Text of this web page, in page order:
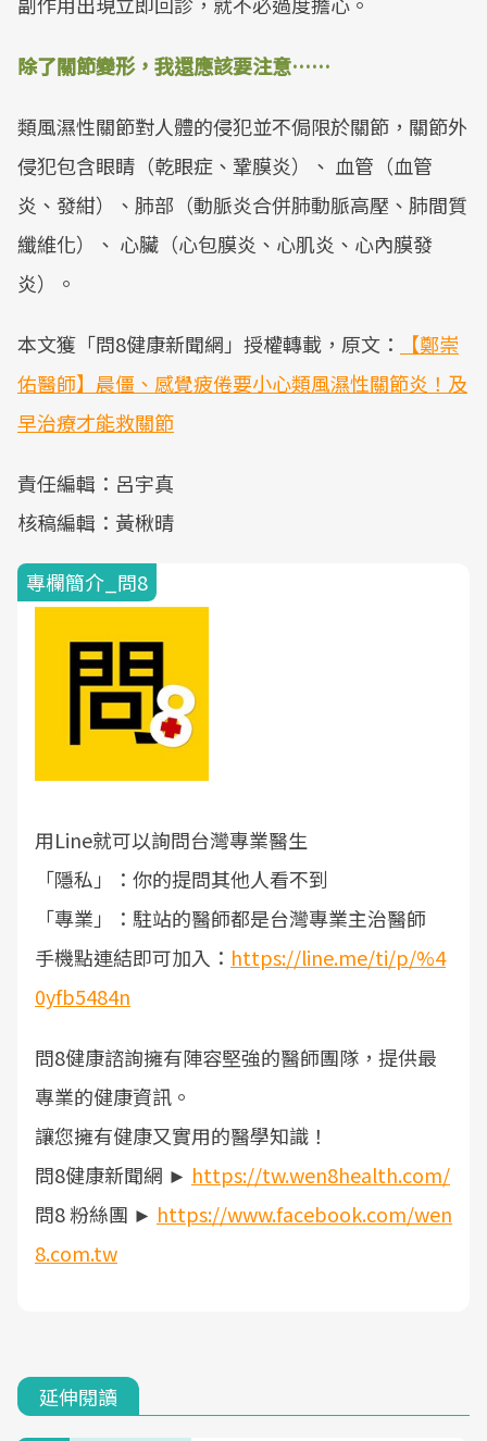
除了關節變形，我還應該要注意……
類風濕性關節對人體的侵犯並不侷限於關節，關節外
侵犯包含眼睛（乾眼症、鞏膜炎）、 血管（血管
炎、發紺）、肺部（動脈炎合併肺動脈高壓、肺間質
纖維化）、 心臟（心包膜炎、心肌炎、心內膜發
炎）。
本文獲「問8健康新聞網」授權轉載，原文：
【鄭崇
佑醫師】晨僵、感覺疲倦要小心類風濕性關節炎！及
早治療才能救關節
責任編輯：呂宇真
核稿編輯：黃楸晴
專欄簡介_問8
用Line就可以詢問台灣專業醫生
「隱私」：你的提問其他人看不到
「專業」：駐站的醫師都是台灣專業主治醫師
手機點連結即可加入： https://line.me/ti/p/%4
0yfb5484n
問8健康諮詢擁有陣容堅強的醫師團隊，提供最
專業的健康資訊。
讓您擁有健康又實用的醫學知識！
問8健康新聞網 ► https://tw.wen8health.com/
問8 粉絲團 ► https://www.facebook.com/wen
8.com.tw
延伸閱讀